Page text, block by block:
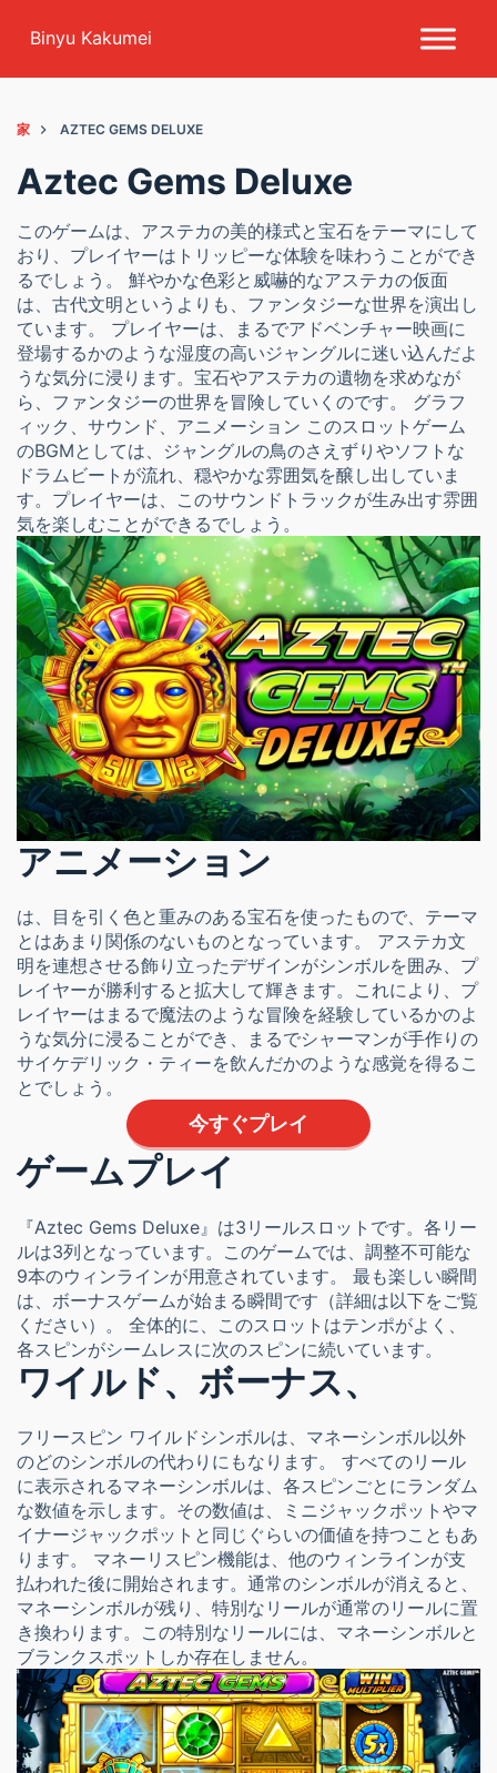
Binyu Kakumei
家 AZTEC GEMS DELUXE
Aztec Gems Deluxe
このゲームは、アステカの美的様式と宝石をテーマにして
おり、プレイヤーはトリッピーな体験を味わうことができ
るでしょう。 鮮やかな色彩と威嚇的なアステカの仮面
は、古代文明というよりも、ファンタジーな世界を演出し
ています。 プレイヤーは、まるでアドベンチャー映画に
登場するかのような湿度の高いジャングルに迷い込んだよ
うな気分に浸ります。宝石やアステカの遺物を求めなが
ら、ファンタジーの世界を冒険していくのです。 グラフ
ィック、サウンド、アニメーション このスロットゲーム
のBGMとしては、ジャングルの鳥のさえずりやソフトな
ドラムビートが流れ、穏やかな雰囲気を醸し出していま
す。プレイヤーは、このサウンドトラックが生み出す雰囲
気を楽しむことができるでしょう。
アニメーション
は、目を引く色と重みのある宝石を使ったもので、テーマ
とはあまり関係のないものとなっています。 アステカ文
明を連想させる飾り立ったデザインがシンボルを囲み、プ
レイヤーが勝利すると拡大して輝きます。これにより、プ
レイヤーはまるで魔法のような冒険を経験しているかのよ
うな気分に浸ることができ、まるでシャーマンが手作りの
サイケデリック・ティーを飲んだかのような感覚を得るこ
とでしょう。
今すぐプレイ
ゲームプレイ
『Aztec Gems Deluxe』は3リールスロットです。各リー
ルは3列となっています。このゲームでは、調整不可能な
9本のウィンラインが用意されています。 最も楽しい瞬間
は、ボーナスゲームが始まる瞬間です（詳細は以下をご覧
ください）。 全体的に、このスロットはテンポがよく、
各スピンがシームレスに次のスピンに続いています。
ワイルド、ボーナス、
フリースピン ワイルドシンボルは、マネーシンボル以外
のどのシンボルの代わりにもなります。 すべてのリール
に表示されるマネーシンボルは、各スピンごとにランダム
な数値を示します。その数値は、ミニジャックポットやマ
イナージャックポットと同じぐらいの価値を持つこともあ
ります。 マネーリスピン機能は、他のウィンラインが支
払われた後に開始されます。通常のシンボルが消えると、
マネーシンボルが残り、特別なリールが通常のリールに置
き換わります。この特別なリールには、マネーシンボルと
ブランクスポットしか存在しません。